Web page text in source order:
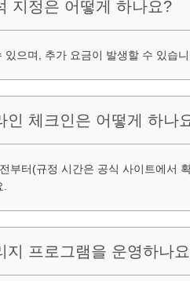
지정은 어떻게 하나요?
으며, 추가 요금이 발생할 수 있습
인 체크인은 어떻게 하나
부터(규정 시간은 공식 사이트에서
지 프로그램을 운영하나